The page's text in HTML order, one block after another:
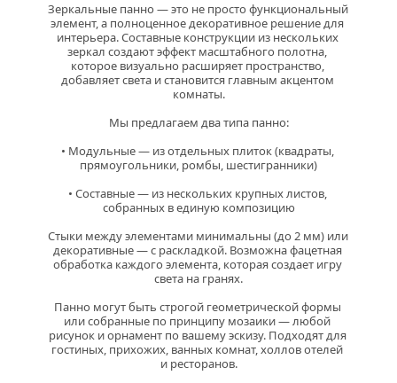
Зеркальные панно — это не просто функциональный
элемент, а полноценное декоративное решение для
интерьера. Составные конструкции из нескольких
зеркал создают эффект масштабного полотна,
которое визуально расширяет пространство,
добавляет света и становится главным акцентом
комнаты.
Мы предлагаем два типа панно:
• Модульные — из отдельных плиток (квадраты,
прямоугольники, ромбы, шестигранники)
• Составные — из нескольких крупных листов,
собранных в единую композицию
Стыки между элементами минимальны (до 2 мм) или
декоративные — с раскладкой. Возможна фацетная
обработка каждого элемента, которая создает игру
света на гранях.
Панно могут быть строгой геометрической формы
или собранные по принципу мозаики — любой
рисунок и орнамент по вашему эскизу. Подходят для
гостиных, прихожих, ванных комнат, холлов отелей
и ресторанов.